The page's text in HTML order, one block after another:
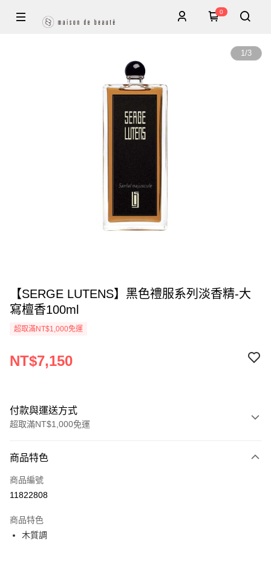
0
1/3
【SERGE LUTENS】黑色禮服系列淡香精-大
寫檀香100ml
超取滿NT$1,000免運
NT$7,150
付款與運送方式
超取滿NT$1,000免運
信用卡一次付款
ATM付款
運送方式
付款後全家取貨
商品特色
商品編號
11822808
商品特色
木質調